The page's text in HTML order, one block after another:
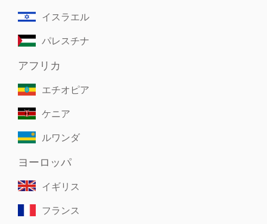
イスラエル
パレスチナ
アフリカ
エチオピア
ケニア
ルワンダ
ヨーロッパ
イギリス
フランス